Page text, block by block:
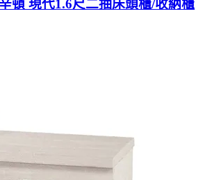
頓 現代1.6尺二抽床頭櫃/收納櫃